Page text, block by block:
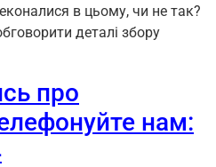
в цьому, чи не так?
деталі збору
про
нам: